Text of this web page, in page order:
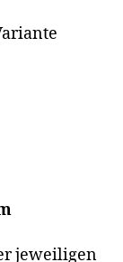
jeweiligen